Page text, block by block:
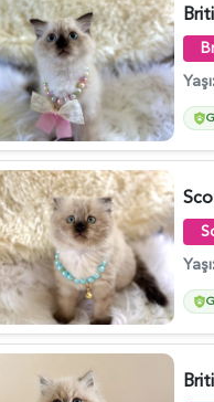
Yaşı:
Yaşı: